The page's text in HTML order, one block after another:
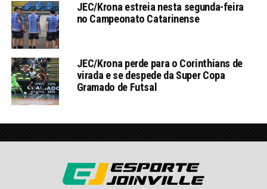
JEC/Krona estreia nesta segunda-feira
no Campeonato Catarinense
JEC/Krona perde para o Corinthians de
virada e se despede da Super Copa
Gramado de Futsal